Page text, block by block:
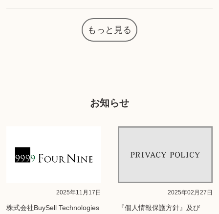
もっと見る
お知らせ
2025年11月17日
株式会社BuySell Technologies
2025年02月27日
『個人情報保護方針』及び